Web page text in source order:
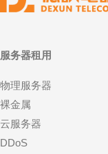
服务器租用
物理服务器
裸金属
云服务器
DDoS